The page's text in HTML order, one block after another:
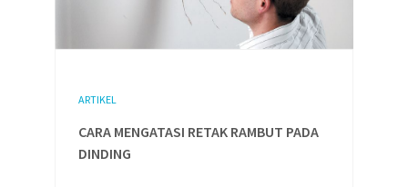
ARTIKEL
CARA MENGATASI RETAK RAMBUT PADA
DINDING